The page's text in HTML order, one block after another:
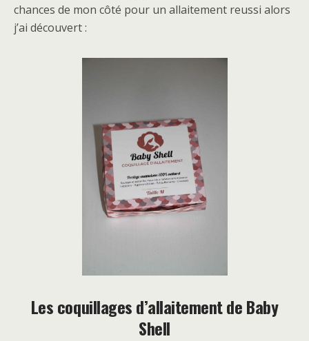
chances de mon côté pour un allaitement reussi alors
j’ai découvert :
Les coquillages d’allaitement de Baby
Shell